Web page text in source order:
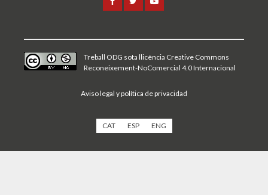
Treball ODG sota llicència Creative Commons
Reconeixement-NoComercial 4.0 Internacional
Aviso legal y política de privacidad
CAT ESP ENG